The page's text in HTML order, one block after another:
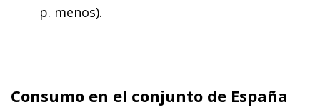
p. menos).
Consumo en el conjunto de España